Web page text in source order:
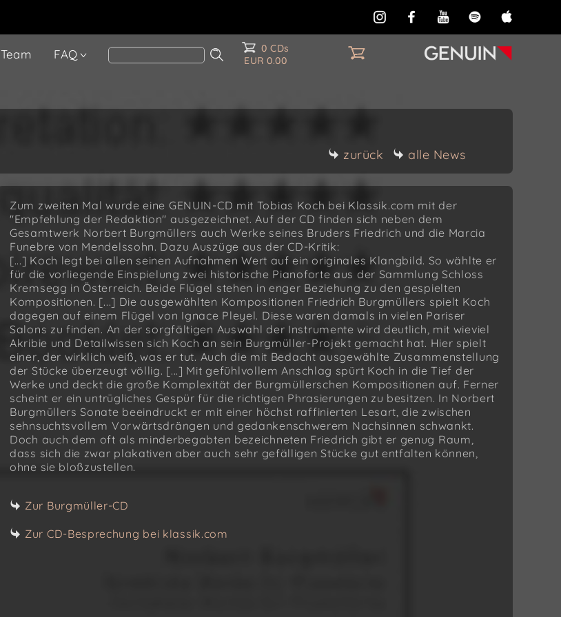
Team FAQ
0 CDs
EUR 0.00
zurück alle News
Zum zweiten Mal wurde eine GENUIN-CD mit Tobias Koch bei Klassik.com mit der
"Empfehlung der Redaktion" ausgezeichnet. Auf der CD finden sich neben dem
Gesamtwerk Norbert Burgmüllers auch Werke seines Bruders Friedrich und die Marcia
Funebre von Mendelssohn. Dazu Auszüge aus der CD-Kritik:
[...] Koch legt bei allen seinen Aufnahmen Wert auf ein originales Klangbild. So wählte er
für die vorliegende Einspielung zwei historische Pianoforte aus der Sammlung Schloss
Kremsegg in Österreich. Beide Flügel stehen in enger Beziehung zu den gespielten
Kompositionen. [...] Die ausgewählten Kompositionen Friedrich Burgmüllers spielt Koch
dagegen auf einem Flügel von Ignace Pleyel. Diese waren damals in vielen Pariser
Salons zu finden. An der sorgfältigen Auswahl der Instrumente wird deutlich, mit wieviel
Akribie und Detailwissen sich Koch an sein Burgmüller-Projekt gemacht hat. Hier spielt
einer, der wirklich weiß, was er tut. Auch die mit Bedacht ausgewählte Zusammenstellung
der Stücke überzeugt völlig. [...] Mit gefühlvollem Anschlag spürt Koch in die Tief der
Werke und deckt die große Komplexität der Burgmüllerschen Kompositionen auf. Ferner
scheint er ein untrügliches Gespür für die richtigen Phrasierungen zu besitzen. In Norbert
Burgmüllers Sonate beeindruckt er mit einer höchst raffinierten Lesart, die zwischen
sehnsuchtsvollem Vorwärtsdrängen und gedankenschwerem Nachsinnen schwankt.
Doch auch dem oft als minderbegabten bezeichneten Friedrich gibt er genug Raum,
dass sich die zwar plakativen aber auch sehr gefälligen Stücke gut entfalten können,
ohne sie bloßzustellen.
Zur Burgmüller-CD
Zur CD-Besprechung bei klassik.com